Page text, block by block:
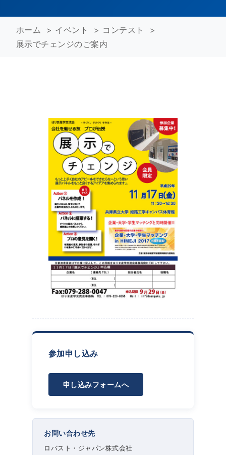
ホーム > イベント > コンテスト
>
展示でチェンジのご案内
参加申し込み
申し込みフォームへ
お問い合わせ先
ロバスト・ジャパン株式会社